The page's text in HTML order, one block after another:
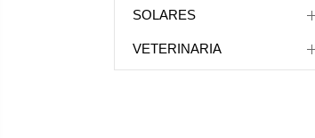
SOLARES
VETERINARIA